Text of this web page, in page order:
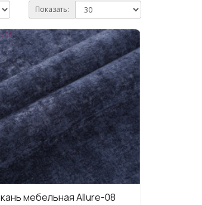
Показать:
08
мебельная Allure-08